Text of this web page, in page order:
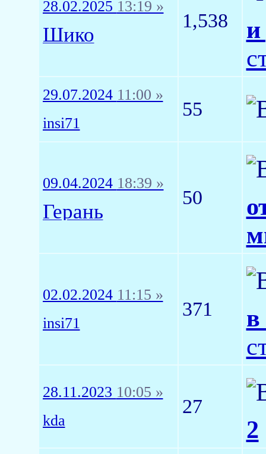
28.02.2025 13:19 »
Шико
1,538
и
29.07.2024 11:00 »
insi71
55
09.04.2024 18:39 »
Герань
50
02.02.2024 11:15 »
insi71
371
в
28.11.2023 10:05 »
kda
27
2